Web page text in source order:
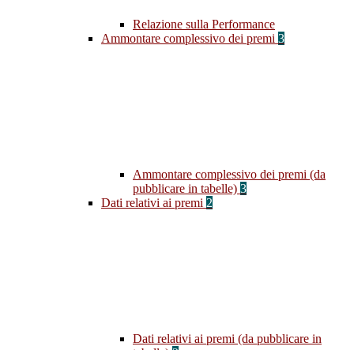
Relazione sulla Performance
Ammontare complessivo dei premi 3
Ammontare complessivo dei premi (da
pubblicare in tabelle) 3
Dati relativi ai premi 2
Dati relativi ai premi (da pubblicare in